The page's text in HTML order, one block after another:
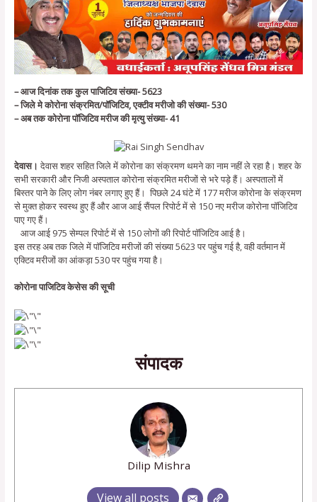
– आज दिनांक तक कुल पाजिटिव संख्या- 5623
– जिले मे कोरोना संक्रमित/पॉजिटिव, एक्‍टीव मरीजो की संख्या- 530
– अब तक कोरोना पॉजिटिव मरीज की मृत्‍यु संख्या- 41
देवास। देवास शहर सहित जिले में कोरोना का संक्रमण थमने का नाम नहीं ले रहा है। शहर के
सभी सरकारी और निजी अस्पताल कोरोना संक्रमित मरीजों से भरे पड़े हैं। अस्पतालों में
बिस्तर पाने के लिए लोग नंबर लगाए हुए हैं। पिछले 24 घंटे में 177 मरीज कोरोना के संक्रमण
से मुक्त होकर स्वस्थ हुए हैं और आज आई सैंपल रिपोर्ट में से 150 नए मरीज कोरोना पॉजिटिव
पाए गए हैं।
आज आई 975 सेम्पल रिपोर्ट में से 150 लोगों की रिपोर्ट पॉजिटिव आई है।
इस तरह अब तक जिले में पॉजिटिव मरीजों की संख्या 5623 पर पहुंच गई है, वही वर्तमान में
एक्टिव मरीजों का आंकड़ा 530 पर पहुंच गया है।
कोरोना पाजिटिव केसेस की सूची
संपादक
Dilip Mishra
View all posts